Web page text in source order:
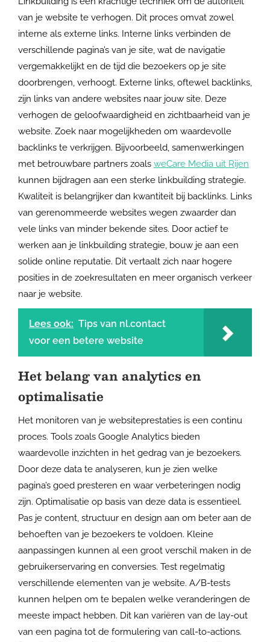
van je website te verhogen. Dit proces omvat zowel
interne als externe links. Interne links verbinden de
verschillende pagina’s van je site, wat de navigatie
vergemakkelijkt en de tijd die bezoekers op je site
doorbrengen, verhoogt. Externe links, oftewel backlinks,
zijn links van andere websites naar jouw site. Deze
verhogen de geloofwaardigheid en zichtbaarheid van je
website. Zoek naar mogelijkheden om waardevolle
backlinks te verkrijgen. Bijvoorbeeld, samenwerkingen
met betrouwbare partners zoals weCare Media uit Rijen
kunnen bijdragen aan een sterke linkbuilding strategie.
Kwaliteit is belangrijker dan kwantiteit bij backlinks. Links
van gerenommeerde websites wegen zwaarder dan
vele links van minder bekende sites. Door actief te
werken aan je linkbuilding strategie, bouw je aan een
solide online reputatie. Dit vertaalt zich naar hogere
posities in de zoekresultaten en meer organisch verkeer
naar je website.
Lees ook: Tips van nl.contact
voor een betere website
Het belang van analytics en
optimalisatie
Het monitoren van je websiteprestaties is een continu
proces. Tools zoals Google Analytics bieden
waardevolle inzichten in het gedrag van je bezoekers.
Door deze data te analyseren, kun je zien welke
pagina’s goed presteren en waar verbeteringen nodig
zijn. Optimalisatie op basis van deze data is essentieel.
Pas je content, structuur en design aan om beter aan de
behoeften van je bezoekers te voldoen. Kleine
aanpassingen kunnen al een groot verschil maken in de
gebruikerservaring en conversies. Test regelmatig
verschillende elementen van je website. A/B-tests
kunnen helpen om te bepalen welke veranderingen de
meeste impact hebben. Dit kan variëren van de lay-out
van een pagina tot de formulering van call-to-actions.